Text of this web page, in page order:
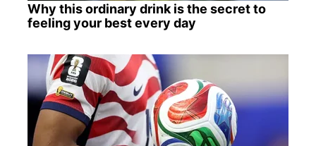
Why this ordinary drink is the secret to
feeling your best every day